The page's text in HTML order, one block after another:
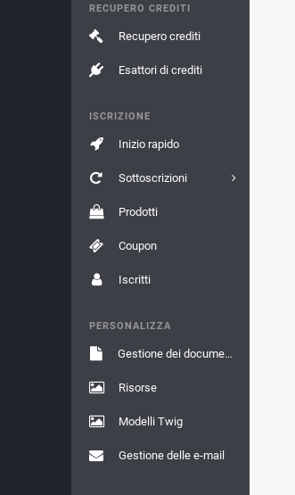
RECUPERO CREDITI
Recupero crediti
Esattori di crediti
ISCRIZIONE
Inizio rapido
Sottoscrizioni
Prodotti
Coupon
Iscritti
PERSONALIZZA
Gestione dei documenti
Risorse
Modelli Twig
Gestione delle e-mail